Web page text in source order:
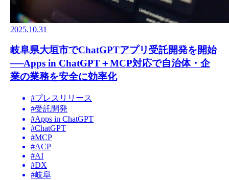
2025.10.31
岐阜県大垣市でChatGPTアプリ受託開発を開始
──Apps in ChatGPT＋MCP対応で自治体・企
業の業務を安全に効率化
#プレスリリース
#受託開発
#Apps in ChatGPT
#ChatGPT
#MCP
#ACP
#AI
#DX
#岐阜